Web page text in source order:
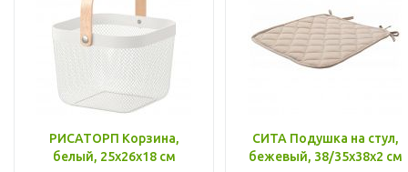
РИСАТОРП Корзина,
белый, 25x26x18 см
СИТА Подушка на стул,
бежевый, 38/35x38x2 см